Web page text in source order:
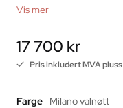
Vis mer
17 700 kr
Pris inkludert MVA pluss
Farge Milano valnøtt